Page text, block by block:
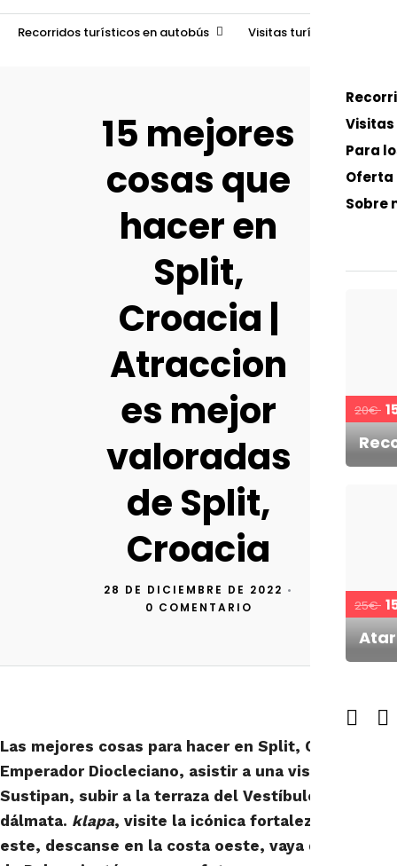
Para
Oferta
Sobre
20€
25€
Recorridos turísticos en autobús Visitas turísticas
Sobre
15 mejores
cosas que
hacer en
Split,
Croacia |
Atraccion
es mejor
valoradas
de Split,
Croacia
28 DE DICIEMBRE DE 2022 •
0 COMENTARIO
Las mejores cosas para hacer en Split, Croacia:
Emperador Diocleciano, asistir a una visita guiada
Sustipan, subir a la terraza del Vestíbulo,
dálmata. klapa, visite la icónica fortaleza de Klis,
este, descanse en la costa oeste, vaya de